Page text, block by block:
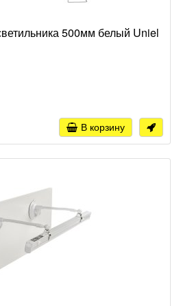
500мм белый Uniel
В корзину